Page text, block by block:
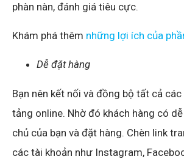
phàn nàn, đánh giá tiêu cực.
Khám phá thêm những lợi ích của
Dễ đặt hàng
Bạn nên kết nối và đồng bộ tất cả
tảng online. Nhờ đó khách hàng có
chủ của bạn và đặt hàng. Chèn link
các tài khoản như Instagram,